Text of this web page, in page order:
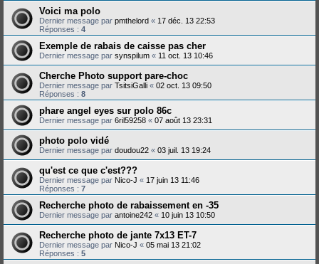
Voici ma polo
Dernier message par pmthelord « 17 déc. 13 22:53
Réponses : 4
Exemple de rabais de caisse pas cher
Dernier message par synspilum « 11 oct. 13 10:46
Cherche Photo support pare-choc
Dernier message par TsitsiGalli « 02 oct. 13 09:50
Réponses : 8
phare angel eyes sur polo 86c
Dernier message par 6ril59258 « 07 août 13 23:31
photo polo vidé
Dernier message par doudou22 « 03 juil. 13 19:24
qu'est ce que c'est???
Dernier message par Nico-J « 17 juin 13 11:46
Réponses : 7
Recherche photo de rabaissement en -35
Dernier message par antoine242 « 10 juin 13 10:50
Recherche photo de jante 7x13 ET-7
Dernier message par Nico-J « 05 mai 13 21:02
Réponses : 5